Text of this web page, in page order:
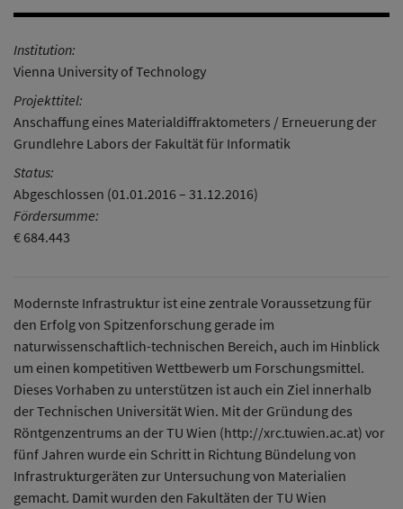
Institution:
Vienna University of Technology
Projekttitel:
Anschaffung eines Materialdiffraktometers / Erneuerung der
Grundlehre Labors der Fakultät für Informatik
Status:
Abgeschlossen (01.01.2016 – 31.12.2016)
Fördersumme:
€ 684.443
Modernste Infrastruktur ist eine zentrale Voraussetzung für
den Erfolg von Spitzenforschung gerade im
naturwissenschaftlich-technischen Bereich, auch im Hinblick
um einen kompetitiven Wettbewerb um Forschungsmittel.
Dieses Vorhaben zu unterstützen ist auch ein Ziel innerhalb
der Technischen Universität Wien. Mit der Gründung des
Röntgenzentrums an der TU Wien (http://xrc.tuwien.ac.at) vor
fünf Jahren wurde ein Schritt in Richtung Bündelung von
Infrastrukturgeräten zur Untersuchung von Materialien
gemacht. Damit wurden den Fakultäten der TU Wien